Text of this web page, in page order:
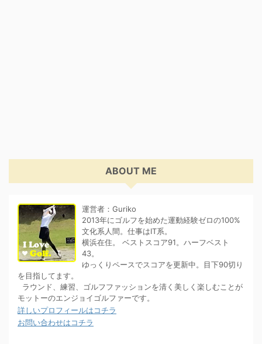
ABOUT ME
運営者：Guriko
2013年にゴルフを始めた運動経験ゼロの100%
文化系人間。仕事はIT系。
横浜在住。 ベストスコア91。ハーフベスト
43。
ゆっくりペースでスコアを更新中。目下90切り
を目指してます。
ラウンド、練習、ゴルフファッションを清く美しく楽しむことが
モットーのエンジョイゴルファーです。
詳しいプロフィールはコチラ
お問い合わせはコチラ